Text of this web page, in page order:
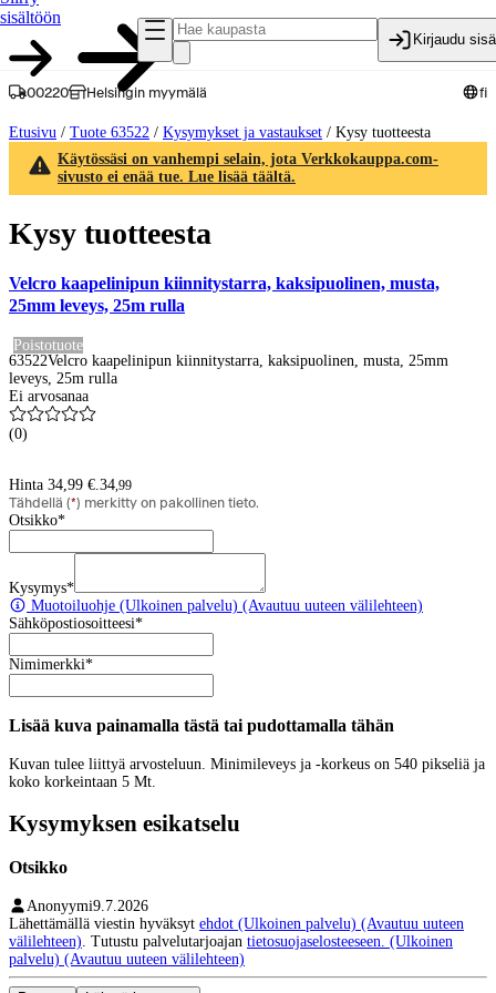
sisältöön
Kirjaudu
00220 Helsingin myymälä fi
Etusivu / Tuote 63522 / Kysymykset ja vastaukset / Kysy tuotteesta
Käytössäsi on vanhempi selain, jota Verkkokauppa.com-
sivusto ei enää tue. Lue lisää täältä.
Kysy tuotteesta
Velcro kaapelinipun kiinnitystarra, kaksipuolinen, musta,
25mm leveys, 25m rulla
Poistotuote
63522Velcro kaapelinipun kiinnitystarra, kaksipuolinen, musta, 25mm
leveys, 25m rulla
Ei arvosanaa
(0)
Hinta 34,99 €. 34,99
Tähdellä (*) merkitty on pakollinen tieto.
Otsikko*
Kysymys*
Muotoiluohje (Ulkoinen palvelu) (Avautuu uuteen välilehteen)
Sähköpostiosoitteesi*
Nimimerkki*
Lisää kuva painamalla tästä tai pudottamalla tähän
Kuvan tulee liittyä arvosteluun. Minimileveys ja -korkeus on 540 pikseliä ja
koko korkeintaan 5 Mt.
Kysymyksen esikatselu
Otsikko
Anonyymi9.7.2026
Lähettämällä viestin hyväksyt ehdot (Ulkoinen palvelu) (Avautuu uuteen
välilehteen) . Tutustu palvelutarjoajan tietosuojaselosteeseen. (Ulkoinen
palvelu) (Avautuu uuteen välilehteen)